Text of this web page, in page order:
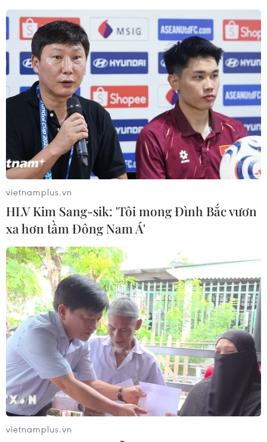
vietnamplus.vn
HLV Kim Sang-sik: 'Tôi mong Đình Bắc vươn
xa hơn tầm Đông Nam Á'
vietnamplus.vn